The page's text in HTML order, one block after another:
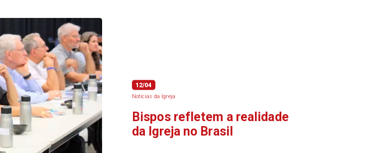
12/04
Notícias da Igreja
Bispos refletem a realidade
da Igreja no Brasil